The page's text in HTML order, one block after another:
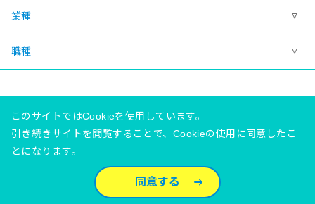
業種
職種
有料職業紹介事業許可番号 23‐ユ‐020081
©Meidaisha Co., Ltd.
このサイトではCookieを使用しています。
引き続きサイトを閲覧することで、Cookieの使用に同意したこ
とになります。
同意する